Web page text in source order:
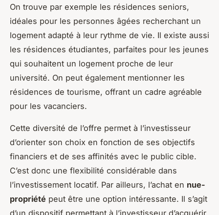
On trouve par exemple les résidences seniors,
idéales pour les personnes âgées recherchant un
logement adapté à leur rythme de vie. Il existe aussi
les résidences étudiantes, parfaites pour les jeunes
qui souhaitent un logement proche de leur
université. On peut également mentionner les
résidences de tourisme, offrant un cadre agréable
pour les vacanciers.
Cette diversité de l’offre permet à l’investisseur
d’orienter son choix en fonction de ses objectifs
financiers et de ses affinités avec le public cible.
C’est donc une flexibilité considérable dans
l’investissement locatif. Par ailleurs, l’achat en nue-
propriété peut être une option intéressante. Il s’agit
d’un dispositif permettant à l’investisseur d’acquérir